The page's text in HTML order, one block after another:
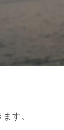
す。